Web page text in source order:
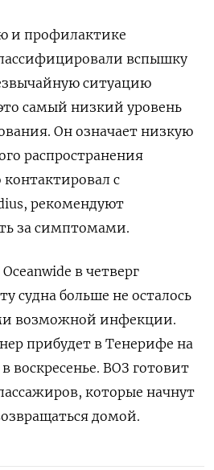
и профилактике
вспышку
ситуацию
самый низкий уровень
Он означает низкую
распространения
с
рекомендуют
за симптомами.
в четверг
судна больше не осталось
возможной инфекции.
прибудет в Тенерифе на
воскресенье. ВОЗ готовит
которые начнут
домой.